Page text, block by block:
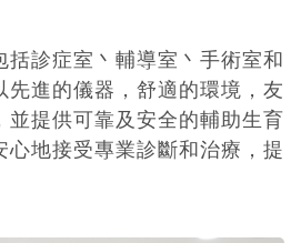
括診症室丶輔導室丶手術室和
先進的儀器，舒適的環境，友
並提供可靠及安全的輔助生育
心地接受專業診斷和治療，提